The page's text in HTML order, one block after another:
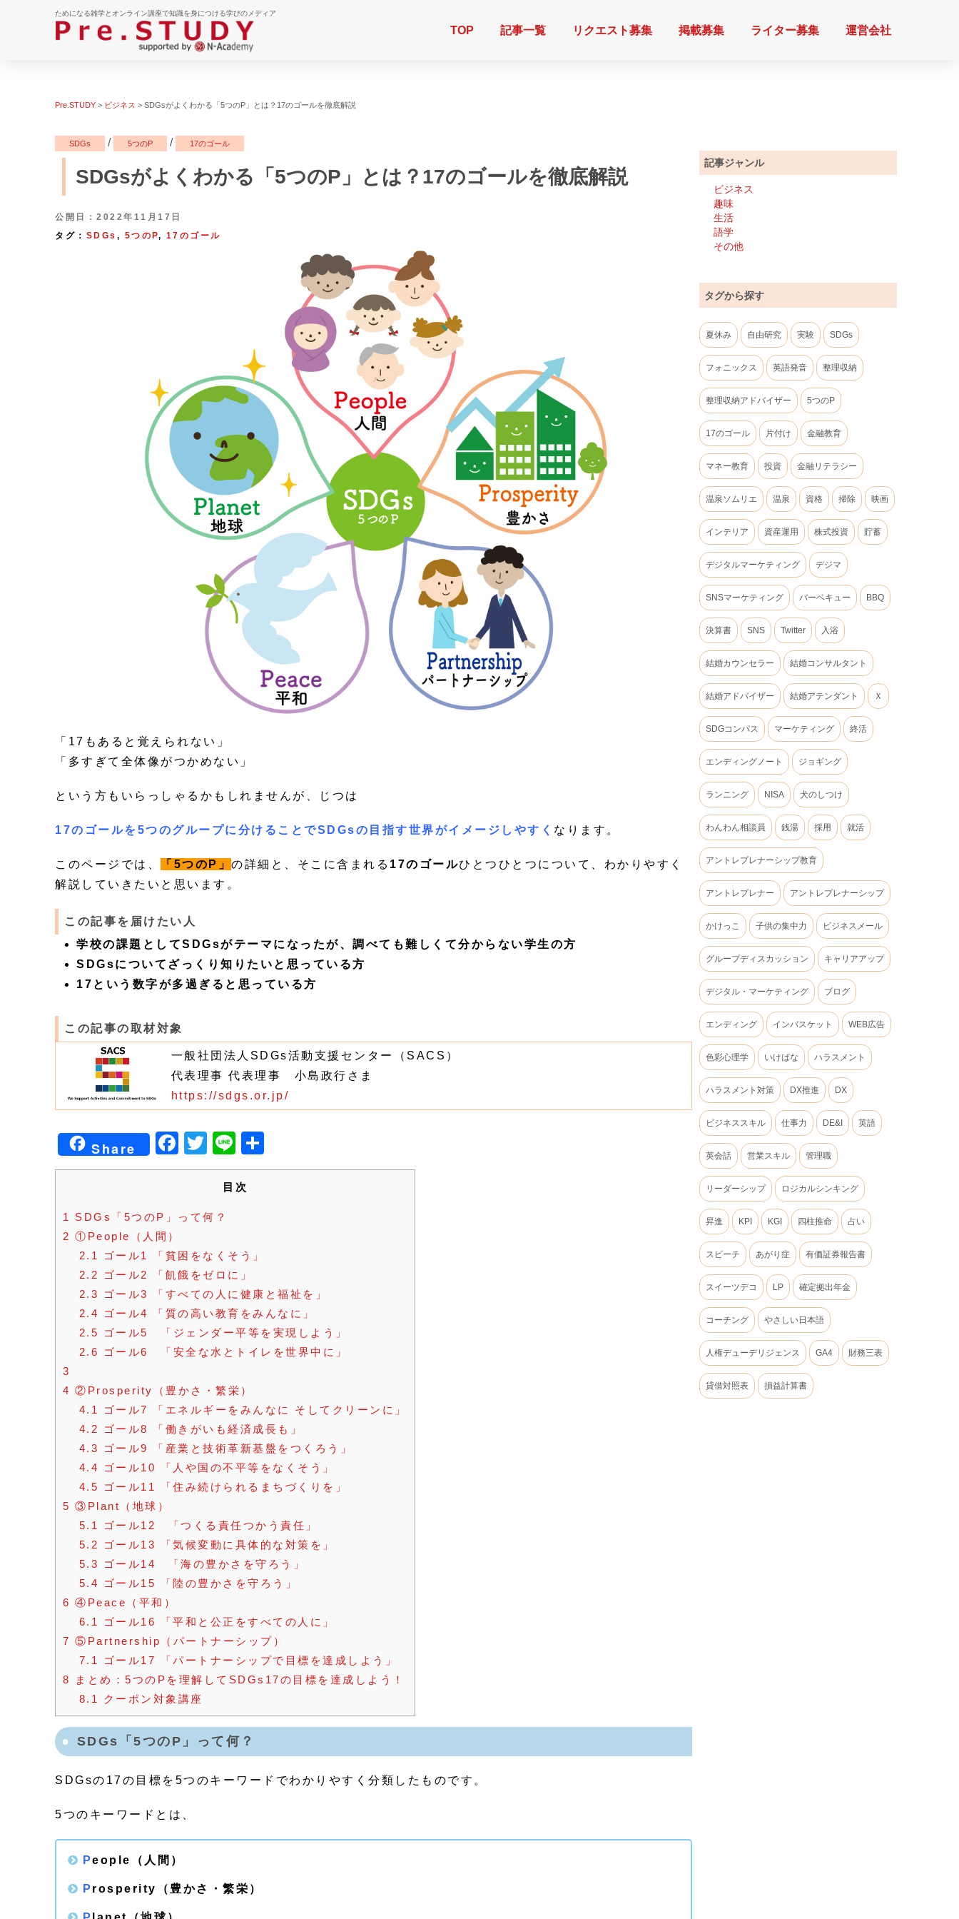
ためになる雑学とオンライン講座で知識を身につける学びのメディア
TOP 記事一覧 リクエスト募集 掲載募集 ライター募集 運営会社
Pre.STUDY > ビジネス > SDGsがよくわかる「5つのP」とは？17のゴールを徹底解説
SDGs / 5つのP / 17のゴール
SDGsがよくわかる「5つのP」とは？17のゴールを徹底解説
公開日：2022年11月17日
タグ： SDGs , 5つのP, 17のゴール
「17もあると覚えられない」
「多すぎて全体像がつかめない」
という方もいらっしゃるかもしれませんが、じつは
17のゴールを5つのグループに分けることでSDGsの目指す世界がイメージしやすく なります。
このページでは、 「5つのP」 の詳細と、そこに含まれる 17のゴールひとつひとつについて、わかりやすく
解説していきたいと思います。
この記事を届けたい人
学校の課題としてSDGsがテーマになったが、調べても難しくて分からない学生の方
SDGsについてざっくり知りたいと思っている方
17という数字が多過ぎると思っている方
この記事の取材対象
一般社団法人SDGs活動支援センター（SACS）
代表理事 代表理事 小島政行さま
https://sdgs.or.jp/
Share Facebook
Twitter
Line
有
目次
1
SDGs「5つのP」って何？
2 ①People（人間）
2.1
ゴール1 「貧困をなくそう」
2.2
ゴール2 「飢餓をゼロに」
2.3
ゴール3 「すべての人に健康と福祉を」
2.4
ゴール4 「質の高い教育をみんなに」
2.5
ゴール5 「ジェンダー平等を実現しよう」
2.6
ゴール6 「安全な水とトイレを世界中に」
3
4 ②Prosperity（豊かさ・繁栄）
4.1
ゴール7 「エネルギーをみんなに そしてクリーンに」
4.2
ゴール8 「働きがいも経済成長も」
4.3
ゴール9 「産業と技術革新基盤をつくろう」
4.4
ゴール10 「人や国の不平等をなくそう」
4.5
ゴール11 「住み続けられるまちづくりを」
5 ③Plant（地球）
5.1
ゴール12 「つくる責任つかう責任」
5.2
ゴール13 「気候変動に具体的な対策を」
5.3
ゴール14 「海の豊かさを守ろう」
5.4
ゴール15 「陸の豊かさを守ろう」
6 ④Peace（平和）
6.1
ゴール16 「平和と公正をすべての人に」
7 ⑤Partnership（パートナーシップ）
7.1
ゴール17 「パートナーシップで目標を達成しよう」
8
まとめ：5つのPを理解してSDGs17の目標を達成しよう！
8.1
クーポン対象講座
SDGs「5つのP」って何？
SDGsの17の目標を5つのキーワードでわかりやすく分類したものです。
5つのキーワードとは、
People（人間）
P rosperity（豊かさ・繁栄）
記事ジャンル
ビジネス
趣味
生活
語学
その他
タグから探す
夏休み 自由研究 実験 SDGs
フォニックス 英語発音 整理収納
整理収納アドバイザー 5つのP
17のゴール 片付け 金融教育
マネー教育 投資 金融リテラシー
温泉ソムリエ 温泉 資格 掃除 映画
インテリア 資産運用 株式投資 貯蓄
デジタルマーケティング デジマ
SNSマーケティング バーベキュー BBQ
決算書 SNS Twitter 入浴
結婚カウンセラー 結婚コンサルタント
結婚アドバイザー 結婚アテンダント Ｘ
SDGコンパス マーケティング 終活
エンディングノート ジョギング
ランニング NISA 犬のしつけ
わんわん相談員 銭湯 採用 就活
アントレプレナーシップ教育
アントレプレナー アントレプレナーシップ
かけっこ 子供の集中力 ビジネスメール
グループディスカッション キャリアアップ
デジタル・マーケティング ブログ
エンディング インバスケット WEB広告
色彩心理学 いけばな ハラスメント
ハラスメント対策 DX推進 DX
ビジネススキル 仕事力 DE&I 英語
英会話 営業スキル 管理職
リーダーシップ ロジカルシンキング
昇進 KPI KGI 四柱推命 占い
スピーチ あがり症 有価証券報告書
スイーツデコ LP 確定拠出年金
コーチング やさしい日本語
人権デューデリジェンス GA4 財務三表
貸借対照表 損益計算書